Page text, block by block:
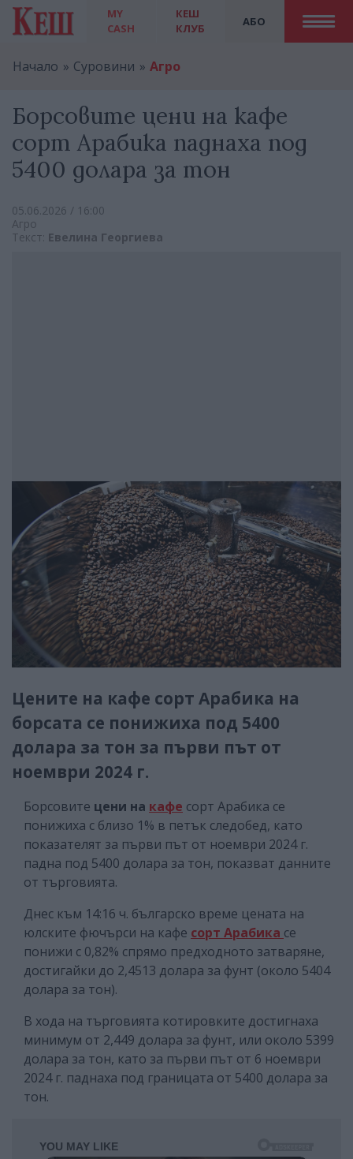
MY
CASH
АБО
КЕШ
КЛУБ
Начало Суровини Агро
Борсовите цени на кафе
сорт Арабика паднаха под
5400 долара за тон
05.06.2026 / 16:00
Агро
Текст: Евелина Георгиева
Цените на кафе сорт Арабика на
борсата се понижиха под 5400
долара за тон за първи път от
ноември 2024 г.
Борсовите цени на кафе сорт Арабика се
понижиха с близо 1% в петък следобед, като
показателят за първи път от ноември 2024 г.
падна под 5400 долара за тон, показват данните
от търговията.
Днес към 14:16 ч. българско време цената на
юлските фючърси на кафе сорт Арабика се
понижи с 0,82% спрямо предходното затваряне,
достигайки до 2,4513 долара за фунт (около 5404
долара за тон).
В хода на търговията котировките достигнаха
минимум от 2,449 долара за фунт, или около 5399
долара за тон, като за първи път от 6 ноември
2024 г. паднаха под границата от 5400 долара за
тон.